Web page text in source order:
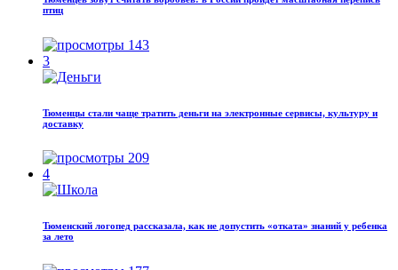
птиц
143
3
Тюменцы стали чаще тратить деньги на электронные сервисы, культуру и
доставку
209
4
Тюменский логопед рассказала, как не допустить «отката» знаний у ребенка
за лето